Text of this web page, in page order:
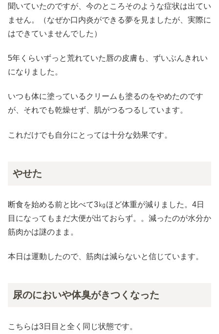
聞いていたのですが、今のところそのような症状は出てい
ません。（なぜか口内炎ができる夢を見ましたが、実際に
はできていませんでした）
5年くらいずっと荒れていた唇の皮膚も、ずいぶんきれい
になりました。
いつも体に塗っているクリームも塗るのをやめたのです
が、それでも乾燥せず、肌がつるつるしています。
これだけでも自分にとっては十分な効果です。
やせた
断食を始める前と比べて3㎏ほど体重が減りました。4日
目になってもまだ大便が出ておらず。。減ったのが水分か
筋肉かは謎のまま。
本日は運動したので、筋肉は減らないと信じています。
尿のにおいや体臭がきつくなった
こちらは3日目と全く同じ状態です。